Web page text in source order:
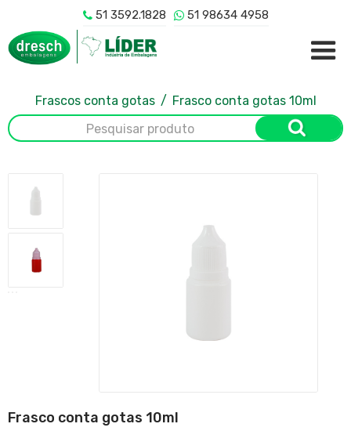
51 3592.1828 51 98634 4958
Frascos conta gotas / Frasco conta gotas 10ml
Frasco conta gotas 10ml